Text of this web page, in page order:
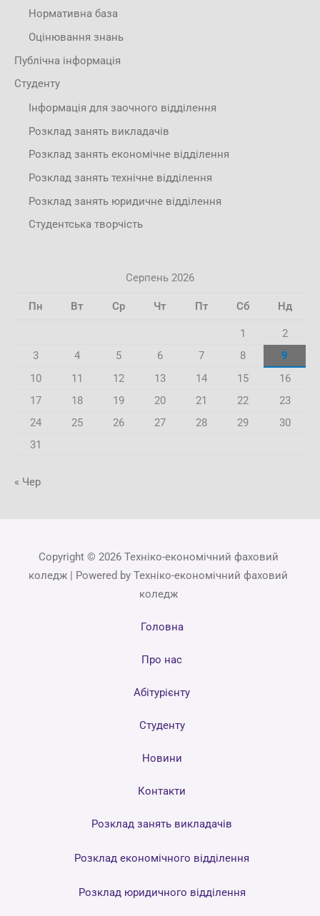
Нормативна база
Оцінювання знань
Публічна інформація
Студенту
Інформація для заочного відділення
Розклад занять викладачів
Розклад занять економічне відділення
Розклад занять технічне відділення
Розклад занять юридичне відділення
Студентська творчість
Серпень 2026
Пн Вт Ср Чт Пт Сб Нд
1
2
3
4 5 6 7 8
9
10
11 12 13 14 15
16
17
18 19 20 21 22
23
24
25 26 27 28 29
30
31
« Чер
Copyright © 2026 Техніко-економічний фаховий
коледж | Powered by Техніко-економічний фаховий
коледж
Головна
Про нас
Абітурієнту
Студенту
Новини
Контакти
Розклад занять викладачів
Розклад економічного відділення
Розклад юридичного відділення